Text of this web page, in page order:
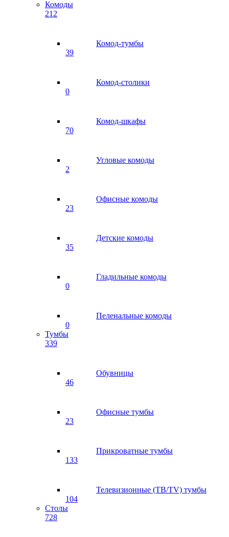
Комоды
212
Комод-тумбы
39
Комод-столики
0
Комод-шкафы
70
Угловые комоды
2
Офисные комоды
23
Детские комоды
35
Гладильные комоды
0
Пеленальные комоды
0
Тумбы
339
Обувницы
46
Офисные тумбы
23
Прикроватные тумбы
133
Телевизионные (ТВ/TV) тумбы
104
Столы
728